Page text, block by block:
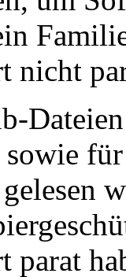
nicht
sowie
parat